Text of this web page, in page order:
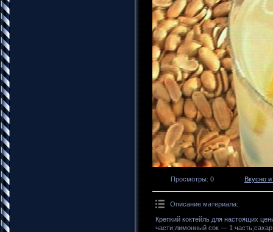
Просмотры: 0 Вкусно
Описание материала:
Крепкий коктейль для настоящих
части;лимонный сок — 1